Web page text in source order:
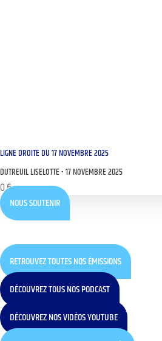
LIGNE DROITE DU 17 NOVEMBRE 2025
DUTREUIL LISELOTTE 17 NOVEMBRE 2025
NOUS SOUTENIR
RETROUVEZ TOUTES NOS ÉMISSIONS
DÉCOUVREZ TOUS NOS PODCAST
DÉCOUVREZ NOS VIDÉOS YOUTUBE